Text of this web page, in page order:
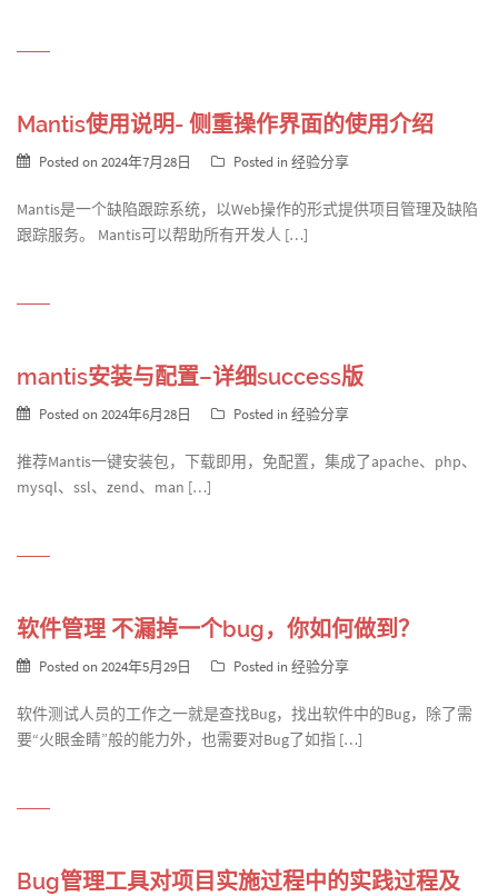
Mantis使用说明- 侧重操作界面的使用介绍
Posted on 2024年7月28日 Posted in 经验分享
Mantis是一个缺陷跟踪系统，以Web操作的形式提供项目管理及缺陷
跟踪服务。 Mantis可以帮助所有开发人 […]
mantis安装与配置–详细success版
Posted on 2024年6月28日 Posted in 经验分享
推荐Mantis一键安装包，下载即用，免配置，集成了apache、php、
mysql、ssl、zend、man […]
软件管理 不漏掉一个bug，你如何做到？
Posted on 2024年5月29日 Posted in 经验分享
软件测试人员的工作之一就是查找Bug，找出软件中的Bug，除了需
要“火眼金睛”般的能力外，也需要对Bug了如指 […]
Bug管理工具对项目实施过程中的实践过程及